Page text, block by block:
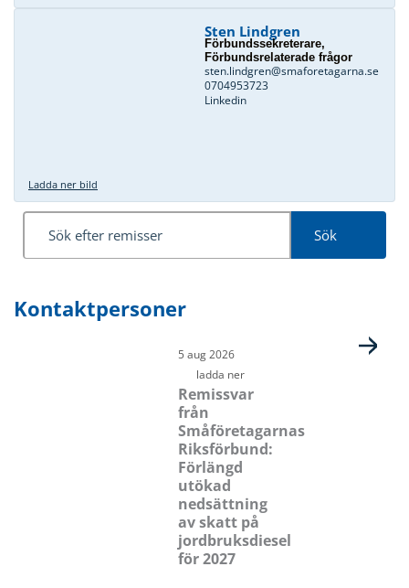
Sten Lindgren
Förbundssekreterare,
Förbundsrelaterade frågor
sten.lindgren@smaforetagarna.se
0704953723
Linkedin
Ladda ner bild
Sök
Kontaktpersoner
5 aug 2026
ladda ner
Remissvar
från
Småföretagarnas
Riksförbund:
Förlängd
utökad
nedsättning
av skatt på
jordbruksdiesel
för 2027
Sida Sida